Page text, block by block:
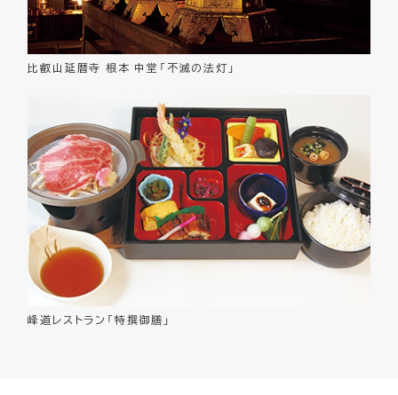
比叡山延暦寺 根本 中堂「不滅の法灯」
峰道レストラン「特撰御膳」